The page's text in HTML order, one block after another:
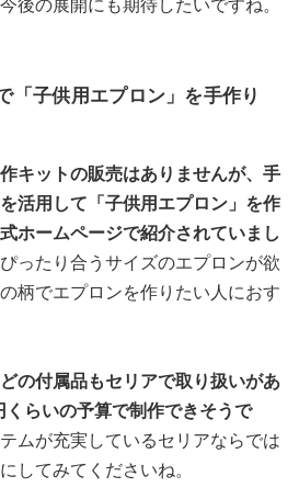
後の展開にも期待したいですね。
「子供用エプロン」を手作り
キットの販売はありませんが、手
活用して「子供用エプロン」を作
ホームページで紹介されていまし
ったり合うサイズのエプロンが欲
柄でエプロンを作りたい人におす
の付属品もセリアで取り扱いがあ
くらいの予算で制作できそうで
ムが充実しているセリアならでは
してみてくださいね。